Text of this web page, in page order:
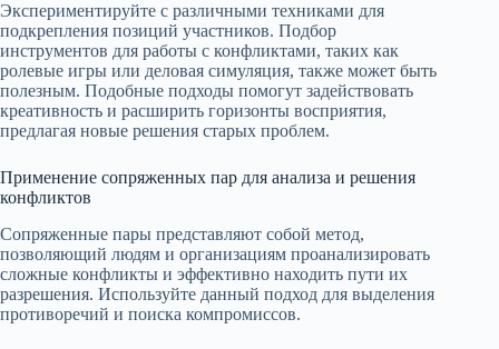
Экспериментируйте с различными техниками для
подкрепления позиций участников. Подбор
инструментов для работы с конфликтами, таких как
ролевые игры или деловая симуляция, также может быть
полезным. Подобные подходы помогут задействовать
креативность и расширить горизонты восприятия,
предлагая новые решения старых проблем.
Применение сопряженных пар для анализа и решения
конфликтов
Сопряженные пары представляют собой метод,
позволяющий людям и организациям проанализировать
сложные конфликты и эффективно находить пути их
разрешения. Используйте данный подход для выделения
противоречий и поиска компромиссов.